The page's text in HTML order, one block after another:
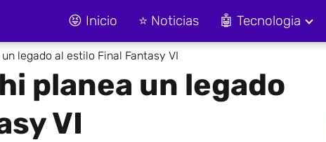
😝 Inicio ⭐ Noticias 🤖 Tecnologia
legado al estilo Final Fantasy VI
planea un legado
VI